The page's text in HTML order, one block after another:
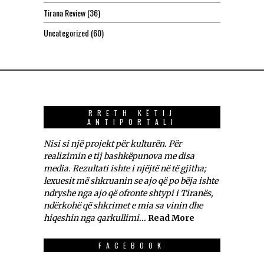
Tirana Review(36)
Uncategorized (60)
RRETH KËTIJ
ANTIPORTALI
Nisi si një projekt për kulturën. Për
realizimin e tij bashkëpunova me disa
media. Rezultati ishte i njëjtë në të gjitha;
lexuesit më shkruanin se ajo që po bëja ishte
ndryshe nga ajo që ofronte shtypi i Tiranës,
ndërkohë që shkrimet e mia sa vinin dhe
hiqeshin nga qarkullimi... Read More
FACEBOOK